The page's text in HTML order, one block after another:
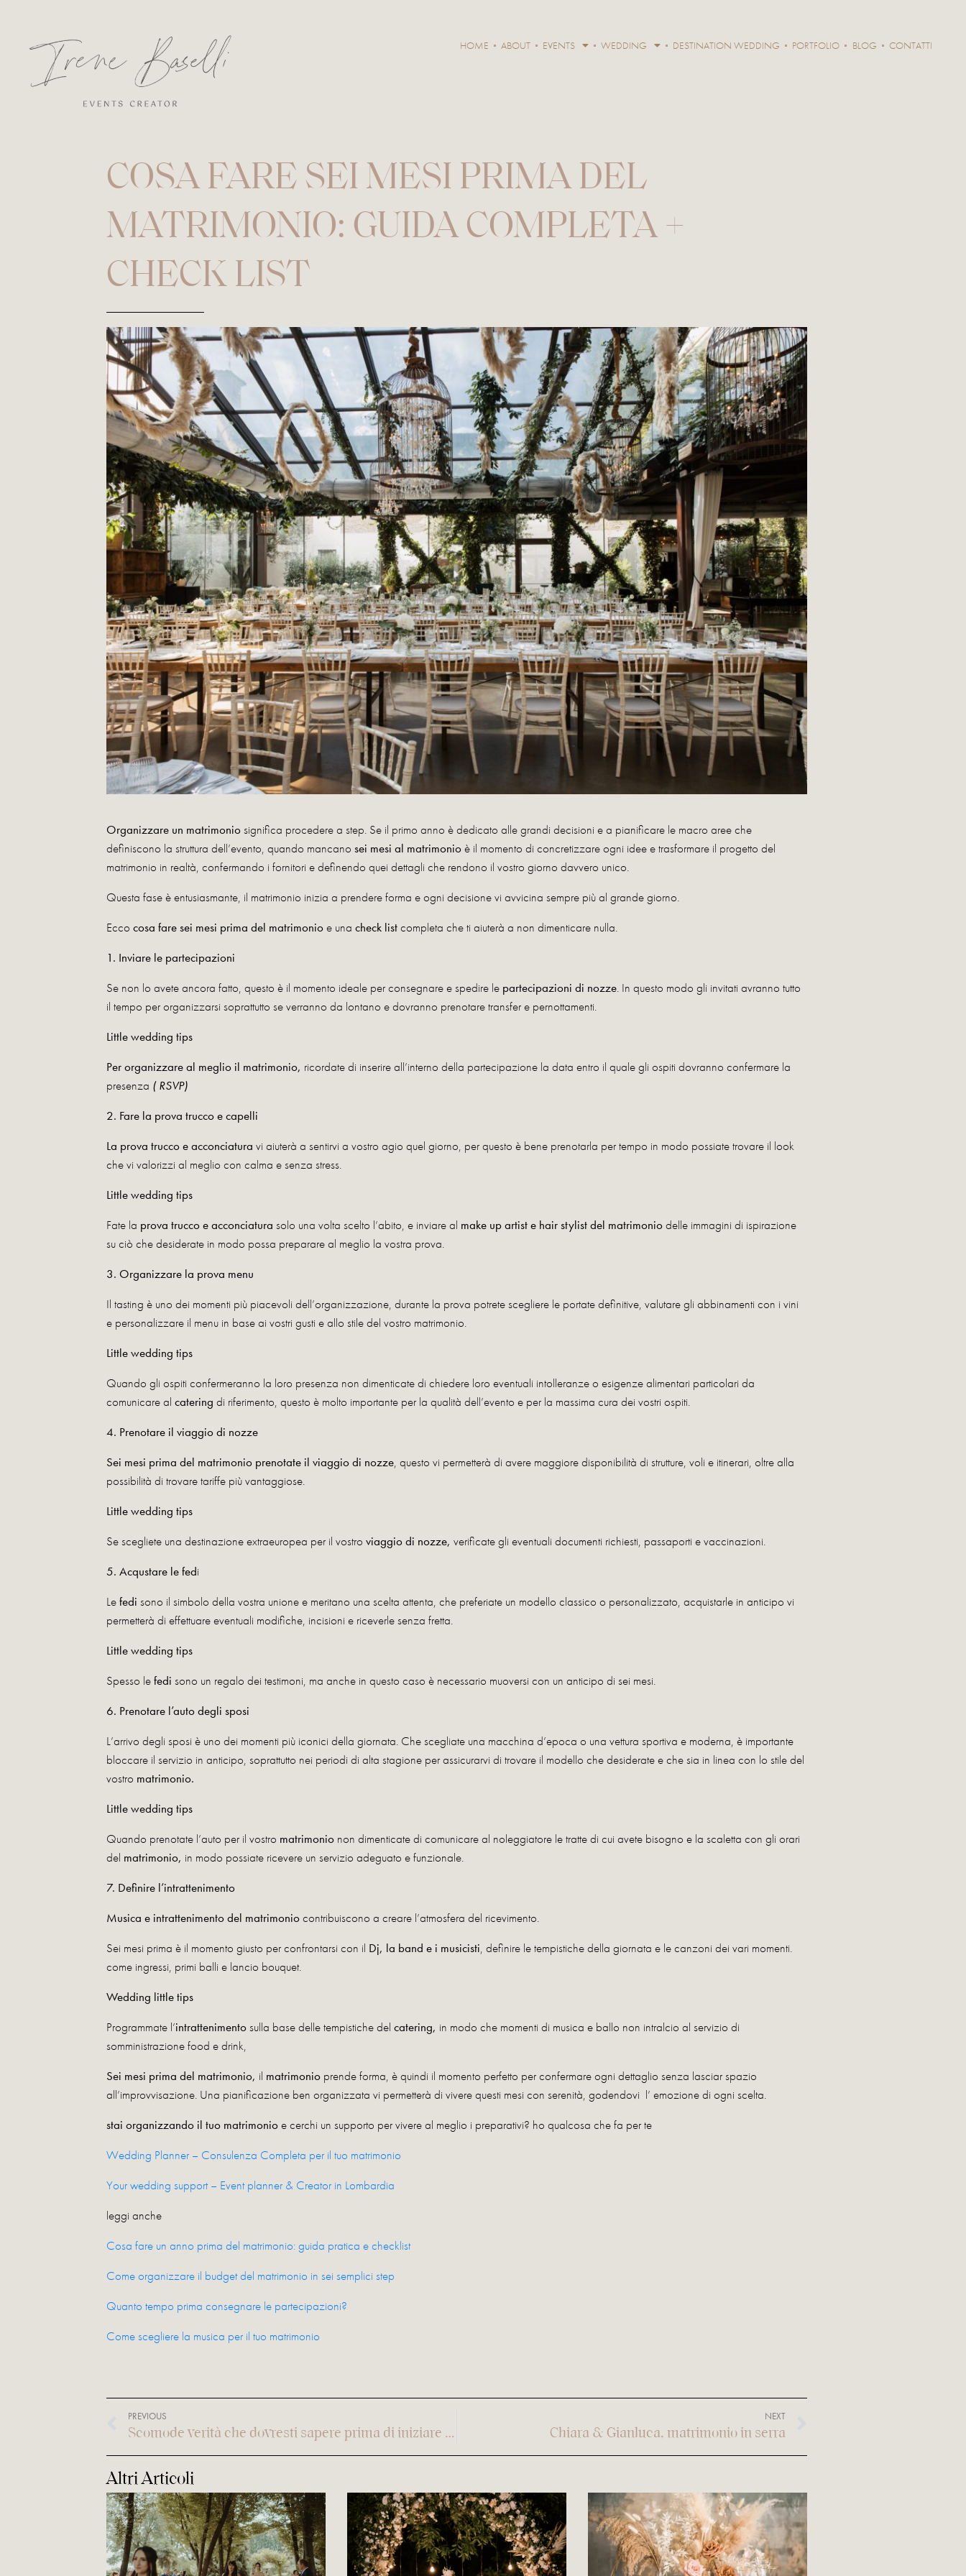
HOME ABOUT EVENTS WEDDING DESTINATION WEDDING PORTFOLIO BLOG CONTATTI
COSA FARE SEI MESI PRIMA DEL
MATRIMONIO: GUIDA COMPLETA +
CHECK LIST
Organizzare un matrimoniosignifica procedere a step. Se il primo anno è dedicato alle grandi decisioni e a pianificare le macro aree che
definiscono la struttura dell’evento, quando mancano sei mesi al matrimonioè il momento di concretizzare ogni idee e trasformare il progetto del
matrimonio in realtà, confermando i fornitori e definendo quei dettagli che rendono il vostro giorno davvero unico.
Questa fase è entusiasmante, il matrimonio inizia a prendere forma e ogni decisione vi avvicina sempre più al grande giorno.
Ecco cosa fare sei mesi prima del matrimonioe una check listcompleta che ti aiuterà a non dimenticare nulla.
1. Inviare le partecipazioni
Se non lo avete ancora fatto, questo è il momento ideale per consegnare e spedire le partecipazioni di nozze. In questo modo gli invitati avranno tutto
il tempo per organizzarsi soprattutto se verranno da lontano e dovranno prenotare transfer e pernottamenti.
Little wedding tips
Per organizzare al meglio il matrimonio, ricordate di inserire all’interno della partecipazione la data entro il quale gli ospiti dovranno confermare la
presenza ( RSVP)
2. Fare la prova trucco e capelli
La prova trucco e acconciatura vi aiuterà a sentirvi a vostro agio quel giorno, per questo è bene prenotarla per tempo in modo possiate trovare il look
che vi valorizzi al meglio con calma e senza stress.
Little wedding tips
Fate la prova trucco e acconciatura solo una volta scelto l’abito, e inviare al make up artist e hair stylist del matrimoniodelle immagini di ispirazione
su ciò che desiderate in modo possa preparare al meglio la vostra prova.
3. Organizzare la prova menu
Il tasting è uno dei momenti più piacevoli dell’organizzazione, durante la prova potrete scegliere le portate definitive, valutare gli abbinamenti con i vini
e personalizzare il menu in base ai vostri gusti e allo stile del vostro matrimonio.
Little wedding tips
Quando gli ospiti confermeranno la loro presenza non dimenticate di chiedere loro eventuali intolleranze o esigenze alimentari particolari da
comunicare al catering di riferimento, questo è molto importante per la qualità dell’evento e per la massima cura dei vostri ospiti.
4. Prenotare il viaggio di nozze
Sei mesi prima del matrimonio prenotate il viaggio di nozze, questo vi permetterà di avere maggiore disponibilità di strutture, voli e itinerari, oltre alla
possibilità di trovare tariffe più vantaggiose.
Little wedding tips
Se scegliete una destinazione extraeuropea per il vostro viaggio di nozze, verificate gli eventuali documenti richiesti, passaporti e vaccinazioni.
5. Acqustare le fedi
Lefedi sono il simbolo della vostra unione e meritano una scelta attenta, che preferiate un modello classico o personalizzato, acquistarle in anticipo vi
permetterà di effettuare eventuali modifiche, incisioni e riceverle senza fretta.
Little wedding tips
Spesso lefedi sono un regalo dei testimoni, ma anche in questo caso è necessario muoversi con un anticipo di sei mesi.
6. Prenotare l’auto degli sposi
L’arrivo degli sposi è uno dei momenti più iconici della giornata. Che scegliate una macchina d’epoca o una vettura sportiva e moderna, è importante
bloccare il servizio in anticipo, soprattutto nei periodi di alta stagione per assicurarvi di trovare il modello che desiderate e che sia in linea con lo stile del
vostro matrimonio.
Little wedding tips
Quando prenotate l’auto per il vostro matrimonionon dimenticate di comunicare al noleggiatore le tratte di cui avete bisogno e la scaletta con gli orari
del matrimonio, in modo possiate ricevere un servizio adeguato e funzionale.
7. Definire l’intrattenimento
Musica e intrattenimentodel matrimoniocontribuiscono a creare l’atmosfera del ricevimento.
Sei mesi prima è il momento giusto per confrontarsi con il Dj, la band e i musicisti, definire le tempistiche della giornata e le canzoni dei vari momenti.
come ingressi, primi balli e lancio bouquet.
Wedding little tips
Programmate l’intrattenimentosulla base delle tempistiche del catering, in modo che momenti di musica e ballo non intralcio al servizio di
somministrazione food e drink,
Sei mesi prima del matrimonio, il matrimonioprende forma, è quindi il momento perfetto per confermare ogni dettaglio senza lasciar spazio
all’improvvisazione. Una pianificazione ben organizzata vi permetterà di vivere questi mesi con serenità, godendovi l’ emozione di ogni scelta.
stai organizzando il tuo matrimonioe cerchi un supporto per vivere al meglio i preparativi? ho qualcosa che fa per te
Wedding Planner – Consulenza Completa per il tuo matrimonio
Your wedding support – Event planner & Creator in Lombardia
leggi anche
Cosa fare un anno prima del matrimonio: guida pratica e checklist
Come organizzare il budget del matrimonio in sei semplici step
Quanto tempo prima consegnare le partecipazioni?
Come scegliere la musica per il tuo matrimonio
PREVIOUS
Scomode verità che dovresti sapere prima di iniziare ad organizzare il tuo matrimonio
NEXT
Chiara & Gianluca, matrimonio in serra
Altri Articoli